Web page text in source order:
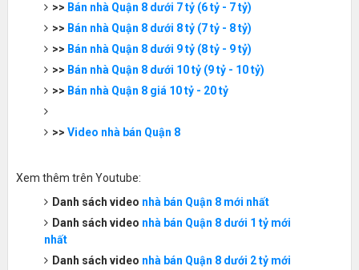
>> Bán nhà Quận 8 dưới 7 tỷ (6 tỷ - 7 tỷ)
>> Bán nhà Quận 8 dưới 8 tỷ (7 tỷ - 8 tỷ)
>> Bán nhà Quận 8 dưới 9 tỷ (8 tỷ - 9 tỷ)
>> Bán nhà Quận 8 dưới 10 tỷ (9 tỷ - 10 tỷ)
>> Bán nhà Quận 8 giá 10 tỷ - 20 tỷ
>> Video nhà bán Quận 8
Xem thêm trên Youtube:
Danh sách video nhà bán Quận 8 mới nhất
Danh sách video nhà bán Quận 8 dưới 1 tỷ mới
nhất
Danh sách video nhà bán Quận 8 dưới 2 tỷ mới